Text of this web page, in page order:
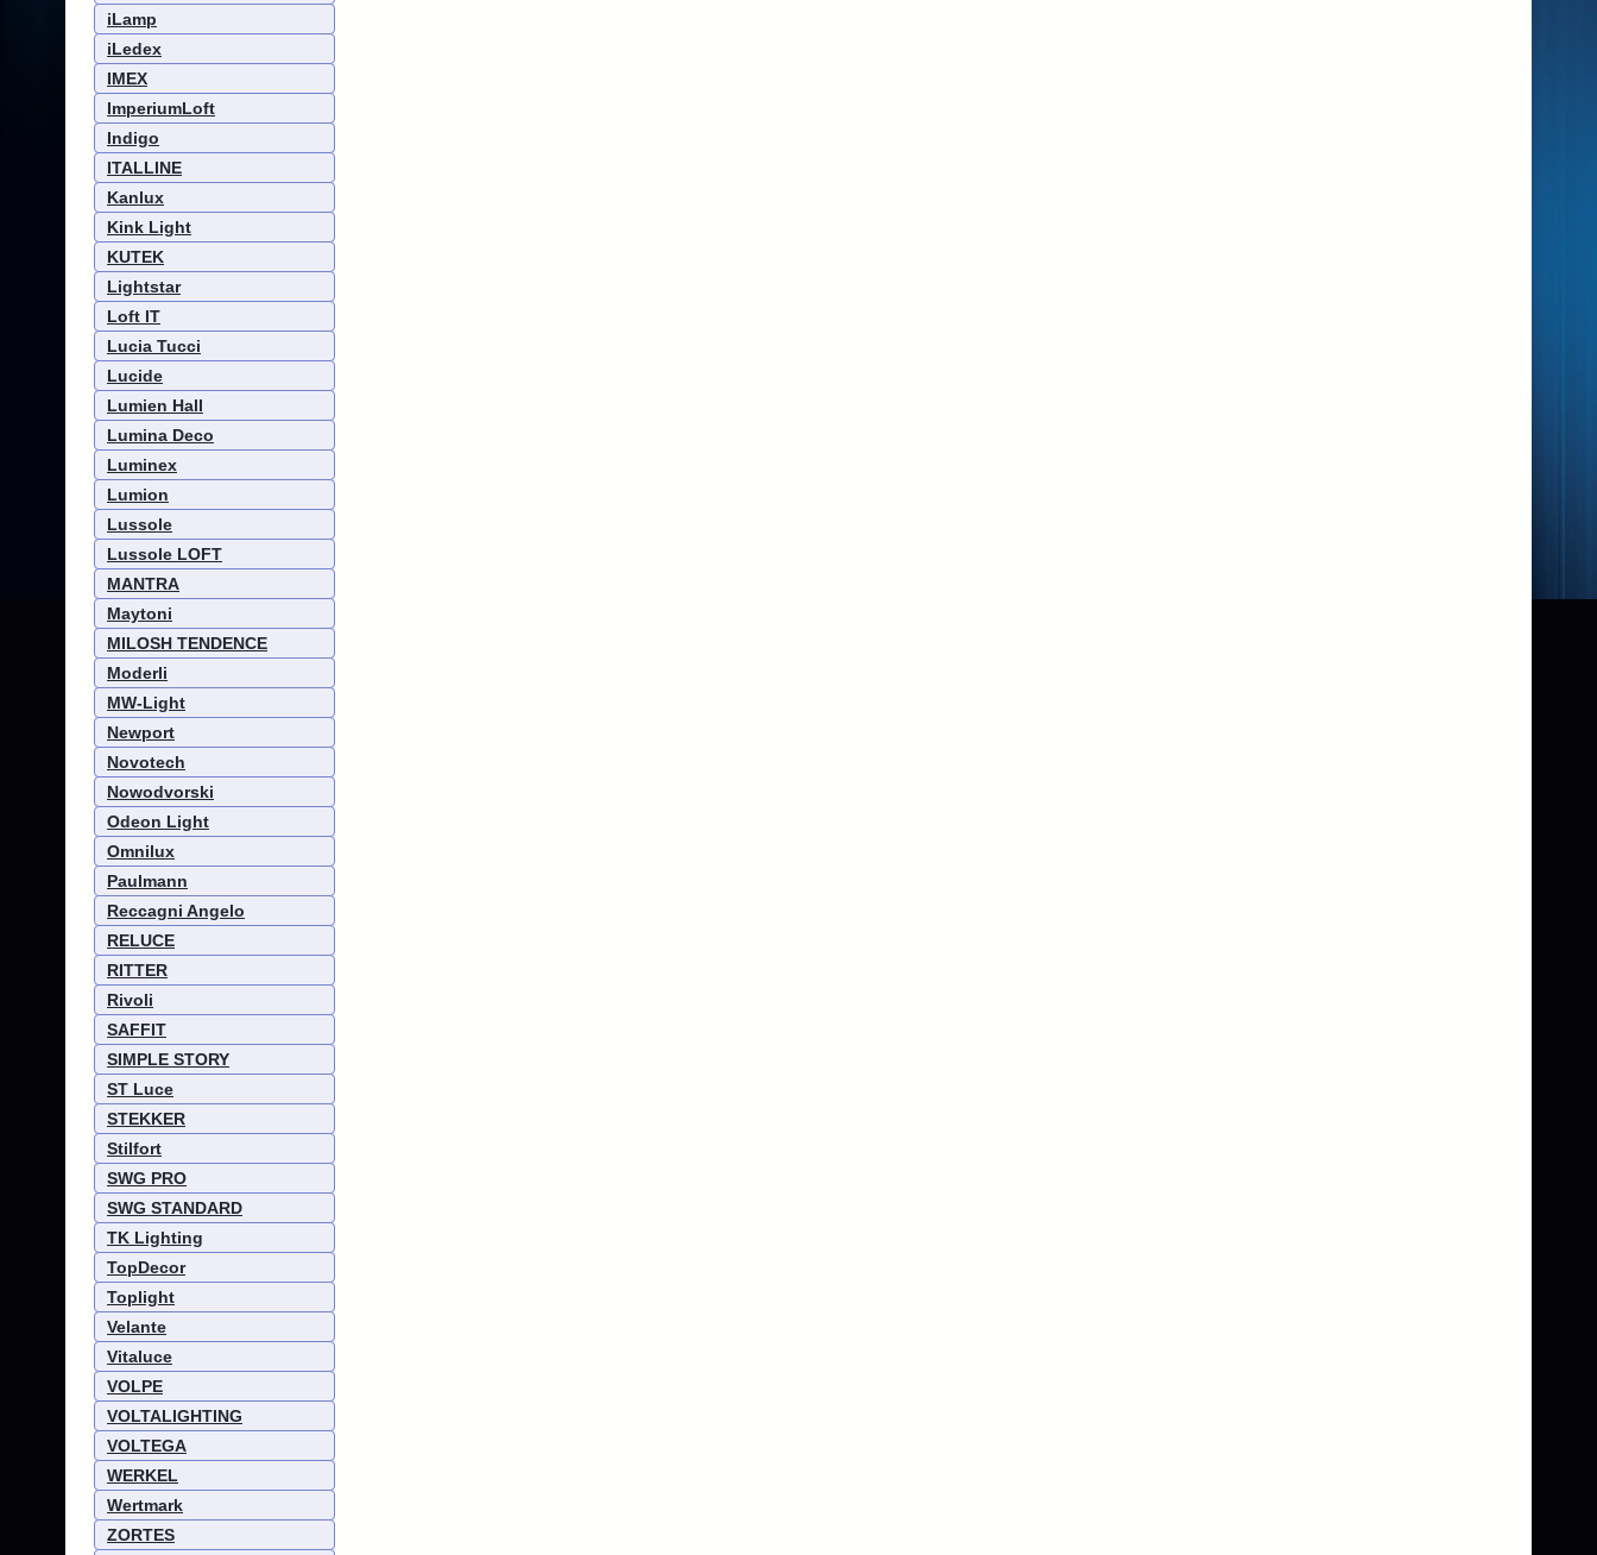
iLamp
iLedex
IMEX
ImperiumLoft
Indigo
ITALLINE
Kanlux
Kink Light
KUTEK
Lightstar
Loft IT
Lucia Tucci
Lucide
Lumien Hall
Lumina Deco
Luminex
Lumion
Lussole
Lussole LOFT
MANTRA
Maytoni
MILOSH TENDENCE
Moderli
MW-Light
Newport
Novotech
Nowodvorski
Odeon Light
Omnilux
Paulmann
Reccagni Angelo
RELUCE
RITTER
Rivoli
SAFFIT
SIMPLE STORY
ST Luce
STEKKER
Stilfort
SWG PRO
SWG STANDARD
TK Lighting
TopDecor
Toplight
Velante
Vitaluce
VOLPE
VOLTALIGHTING
VOLTEGA
WERKEL
Wertmark
ZORTES